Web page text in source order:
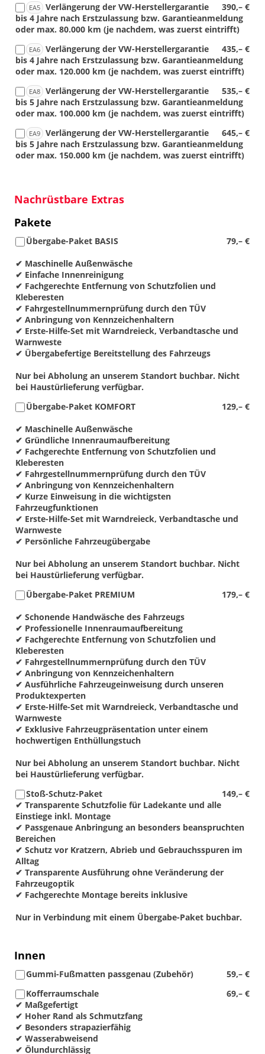
EA5 390,– €
Verlängerung der VW-Herstellergarantie
bis 4 Jahre nach Erstzulassung bzw. Garantieanmeldung
oder max. 80.000 km (je nachdem, was zuerst eintrifft)
EA6 435,– €
Verlängerung der VW-Herstellergarantie
bis 4 Jahre nach Erstzulassung bzw. Garantieanmeldung
oder max. 120.000 km (je nachdem, was zuerst eintrifft)
EA8 535,– €
Verlängerung der VW-Herstellergarantie
bis 5 Jahre nach Erstzulassung bzw. Garantieanmeldung
oder max. 100.000 km (je nachdem, was zuerst eintrifft)
EA9 645,– €
Verlängerung der VW-Herstellergarantie
bis 5 Jahre nach Erstzulassung bzw. Garantieanmeldung
oder max. 150.000 km (je nachdem, was zuerst eintrifft)
Nachrüstbare Extras
Pakete
79,– €
Übergabe-Paket BASIS
✔ Maschinelle Außenwäsche
✔ Einfache Innenreinigung
✔ Fachgerechte Entfernung von Schutzfolien und
Kleberesten
✔ Fahrgestellnummernprüfung durch den TÜV
✔ Anbringung von Kennzeichenhaltern
✔ Erste-Hilfe-Set mit Warndreieck, Verbandtasche und
Warnweste
✔ Übergabefertige Bereitstellung des Fahrzeugs
Nur bei Abholung an unserem Standort buchbar. Nicht
bei Haustürlieferung verfügbar.
129,– €
Übergabe-Paket KOMFORT
✔ Maschinelle Außenwäsche
✔ Gründliche Innenraumaufbereitung
✔ Fachgerechte Entfernung von Schutzfolien und
Kleberesten
✔ Fahrgestellnummernprüfung durch den TÜV
✔ Anbringung von Kennzeichenhaltern
✔ Kurze Einweisung in die wichtigsten
Fahrzeugfunktionen
✔ Erste-Hilfe-Set mit Warndreieck, Verbandtasche und
Warnweste
✔ Persönliche Fahrzeugübergabe
Nur bei Abholung an unserem Standort buchbar. Nicht
bei Haustürlieferung verfügbar.
179,– €
Übergabe-Paket PREMIUM
✔ Schonende Handwäsche des Fahrzeugs
✔ Professionelle Innenraumaufbereitung
✔ Fachgerechte Entfernung von Schutzfolien und
Kleberesten
✔ Fahrgestellnummernprüfung durch den TÜV
✔ Anbringung von Kennzeichenhaltern
✔ Ausführliche Fahrzeugeinweisung durch unseren
Produktexperten
✔ Erste-Hilfe-Set mit Warndreieck, Verbandtasche und
Warnweste
✔ Exklusive Fahrzeugpräsentation unter einem
hochwertigen Enthüllungstuch
Nur bei Abholung an unserem Standort buchbar. Nicht
bei Haustürlieferung verfügbar.
149,– €
Stoß-Schutz-Paket
✔ Transparente Schutzfolie für Ladekante und alle
Einstiege inkl. Montage
✔ Passgenaue Anbringung an besonders beanspruchten
Bereichen
✔ Schutz vor Kratzern, Abrieb und Gebrauchsspuren im
Alltag
✔ Transparente Ausführung ohne Veränderung der
Fahrzeugoptik
✔ Fachgerechte Montage bereits inklusive
Nur in Verbindung mit einem Übergabe-Paket buchbar.
Innen
59,– €
Gummi-Fußmatten passgenau (Zubehör)
69,– €
Kofferraumschale
✔ Maßgefertigt
✔ Hoher Rand als Schmutzfang
✔ Besonders strapazierfähig
✔ Wasserabweisend
✔ Ölundurchlässig